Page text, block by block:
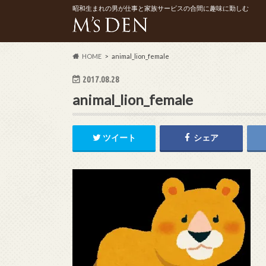
昭和生まれの男が仕事と家族サービスの合間に趣味に勤しむ
HOME animal_lion_female
2017.08.28
animal_lion_female
ツイート シェア